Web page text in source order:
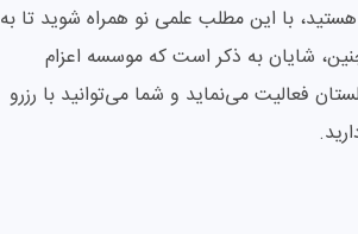
با این مطلب علمی نو همراه شوید تا به
شایان به ذکر است که موسسه اعزام
فعالیت می‌نماید و شما می‌توانید با رزرو